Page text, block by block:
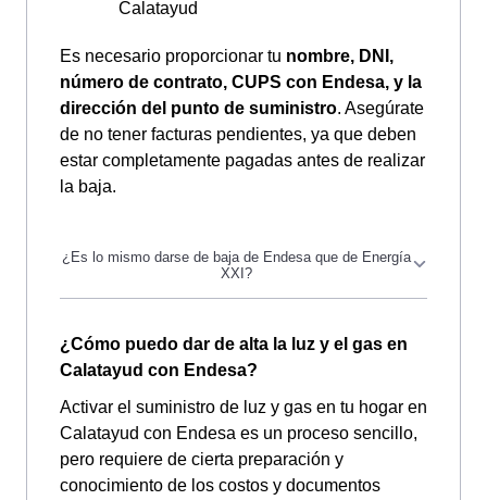
Calatayud
Es necesario proporcionar tu nombre, DNI,
número de contrato, CUPS con Endesa, y la
dirección del punto de suministro. Asegúrate
de no tener facturas pendientes, ya que deben
estar completamente pagadas antes de realizar
la baja.
libreyEnergía XXIen elmercado regulado, si
deseas cancelar con una comercializadora u
otra, ten en cuenta que el número de teléfono,
su área de clientes y oficinas no son las
mismas.
¿Cómo puedo dar de alta la luz y el gas en
Calatayud con Endesa?
Activar el suministro de luz y gas en tu hogar en
Calatayud con Endesa es un proceso sencillo,
pero requiere de cierta preparación y
conocimiento de los costos y documentos